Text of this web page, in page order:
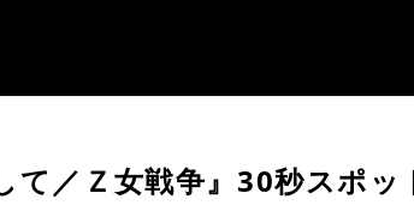
／Ｚ女戦争』30秒スポッ